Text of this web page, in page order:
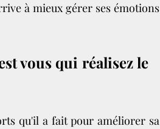
à mieux gérer ses émotions
vous qui réalisez le
qu'il a fait pour améliorer sa